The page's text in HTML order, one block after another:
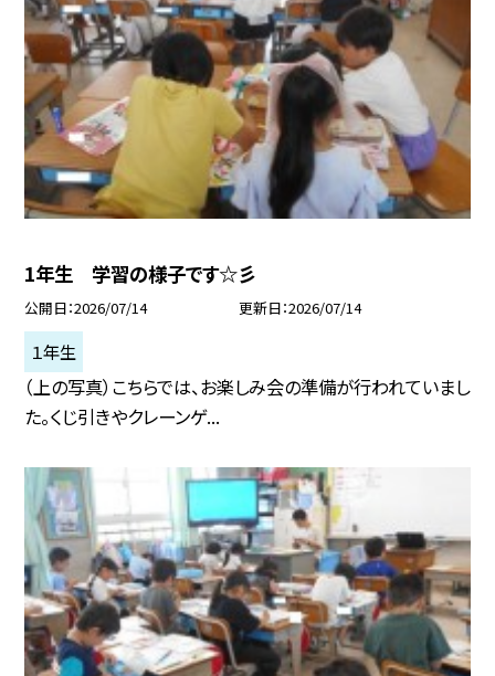
1年生 学習の様子です☆彡
公開日 2026/07/14 更新日 2026/07/14
１年生
（上の写真）こちらでは、お楽しみ会の準備が行われていまし
た。くじ引きやクレーンゲ...